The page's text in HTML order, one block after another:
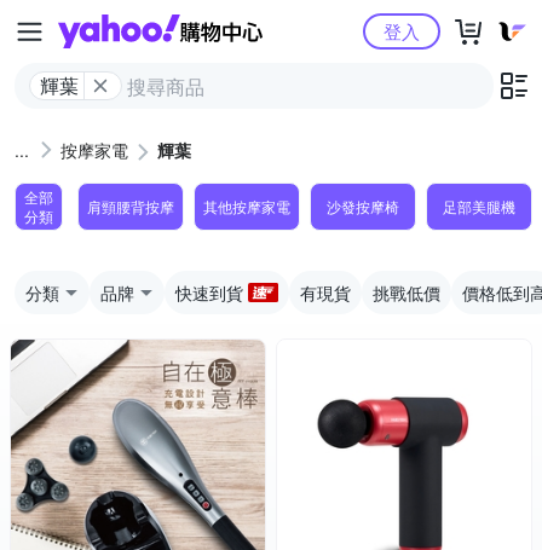
Yahoo購物中心
輝葉
登入
按摩家電 輝葉
全部
分類
肩頸腰背按摩 其他按摩家電 沙發按摩椅 足部美腿機
分類 品牌 快速到貨 有現貨 挑戰低價 價格低到